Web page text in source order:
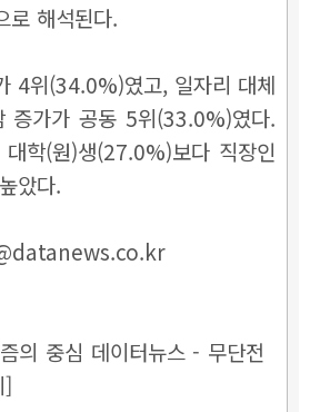
로 해석된다.
4위(34.0%)였고, 일자리 대체
증가가 공동 5위(33.0%)였다.
학(원)생(27.0%)보다 직장인
았다.
의 중심 데이터뉴스 - 무단전
]